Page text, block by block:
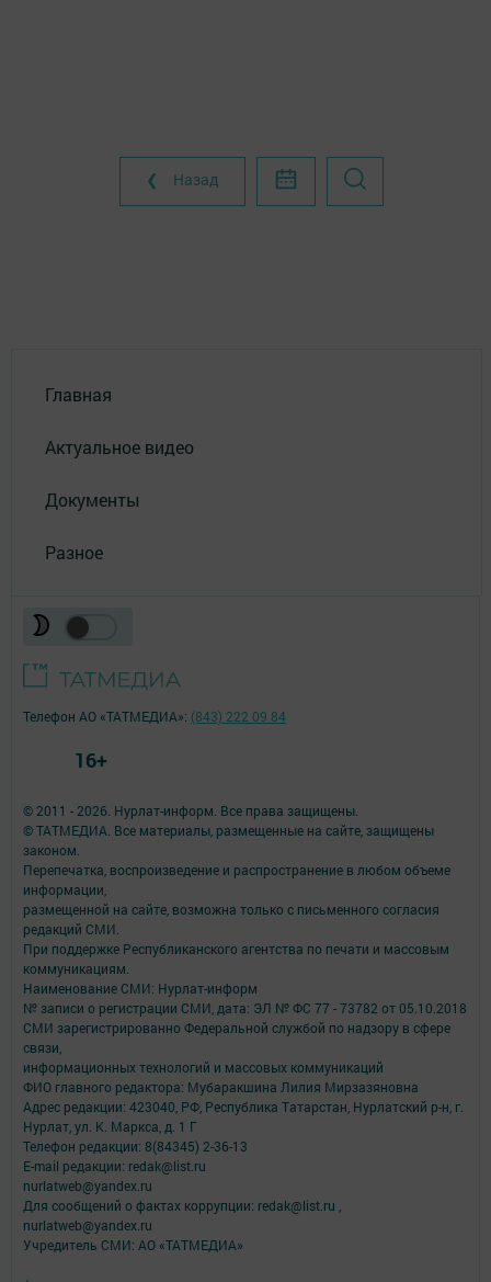
❮ Назад
Главная
Актуальное видео
Документы
Разное
© 2011 - 2026. Нурлат-⁠информ. Все права защищены.
© ТАТМЕДИА. Все материалы, размещенные на сайте, защищены
законом.
Перепечатка, воспроизведение и распространение в любом объеме
информации,
размещенной на сайте, возможна только с письменного согласия
редакций СМИ.
При поддержке Республиканского агентства по печати и массовым
коммуникациям.
Наименование СМИ: Нурлат-⁠информ
№ записи о регистрации СМИ, дата: ЭЛ № ФС 77 -⁠ 73782 от 05.10.2018
СМИ зарегистрированно Федеральной службой по надзору в сфере
связи,
информационных технологий и массовых коммуникаций
ФИО главного редактора: Мубаракшина Лилия Мирзазяновна
Адрес редакции: 423040, РФ, Республика Татарстан, Нурлатский р-н, г.
Нурлат, ул. К. Маркса, д. 1 Г
Телефон редакции: 8(84345) 2-36-13
E-mail редакции: redak@list.ru
nurlatweb@yandex.ru
Для сообщений о фактах коррупции: redak@list.ru ,
nurlatweb@yandex.ru
Учредитель СМИ: АО «ТАТМЕДИА»
Телефон АО «ТАТМЕДИА»: (843) 222 09 84
16+